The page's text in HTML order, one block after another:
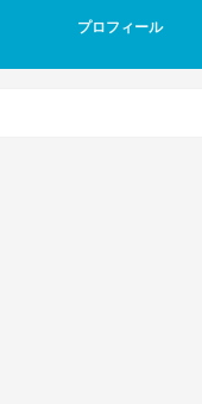
プロフィール